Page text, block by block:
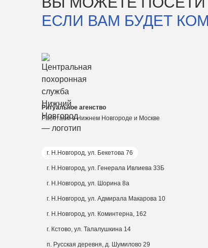
ЕСЛИ ВАМ БУДЕТ
Ритуальное агенство
Работаем в Нижнем Новгороде и Москве
г. Н.Новгород, ул. Бекетова 76
г. Н.Новгород, ул. Генерала Ивлиева 33Б
г. Н.Новгород, ул. Шорина 8а
г. Н.Новгород, ул. Адмирала Макарова 10
г. Н.Новгород, ул. Коминтерна, 162
г. Кстово, ул. Талалушкина 14
п. Русская деревня, д. Шумилово 29